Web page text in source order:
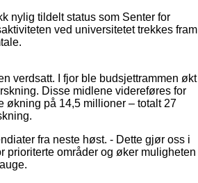
nylig tildelt status som Senter for
ved universitetet trekkes fram
verdsatt. I fjor ble budsjettrammen økt
Disse midlene videreføres for
økning på 14,5 millioner – totalt 27
fra neste høst. - Dette gjør oss i
prioriterte områder og øker muligheten